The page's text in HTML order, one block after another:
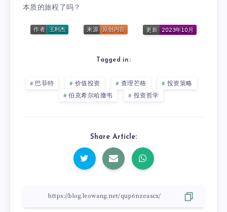
本质的旅程了吗？
Tagged in:
巴菲特 价值投资 查理芒格
投资策略
伯克希尔哈撒韦
投资哲学
Share Article: